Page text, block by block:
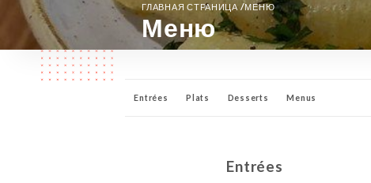
ГЛАВНАЯ СТРАНИЦА /МЕНЮ
Меню
Entrées Plats Desserts Menus
Entrées